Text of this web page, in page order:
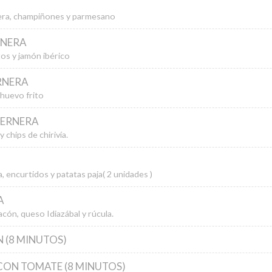
champiñones y parmesano
y jamón ibérico
frito
chips de chirivía.
encurtidos y patatas paja( 2 unidades )
queso Idiazábal y rúcula.
(8 MINUTOS)
TOMATE (8 MINUTOS)